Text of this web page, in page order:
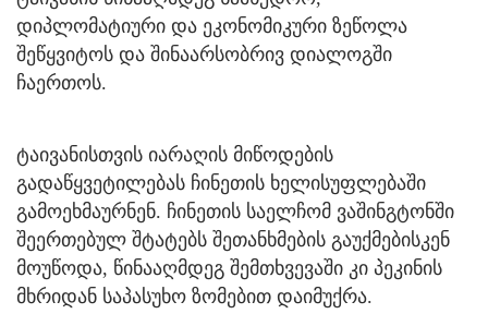
დიპლომატიური და ეკონომიკური ზეწოლა
შეწყვიტოს და შინაარსობრივ დიალოგში
ჩაერთოს.
ტაივანისთვის იარაღის მიწოდების
გადაწყვეტილებას ჩინეთის ხელისუფლებაში
გამოეხმაურნენ. ჩინეთის საელჩომ ვაშინგტონში
შეერთებულ შტატებს შეთანხმების გაუქმებისკენ
მოუწოდა, წინააღმდეგ შემთხვევაში კი პეკინის
მხრიდან საპასუხო ზომებით დაიმუქრა.